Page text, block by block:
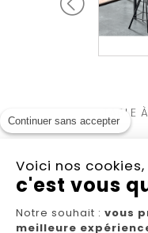
Continuer sans accepter
Voici nos cookies,
c'est vous
Notre souhait : vous
meilleure